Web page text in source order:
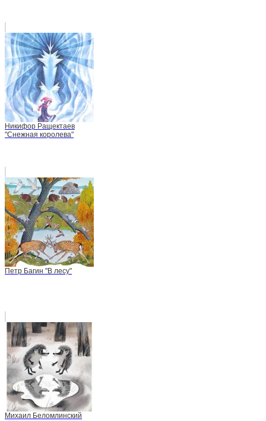
Никифор Ращектаев
"Снежная королева"
Петр Багин "В лесу"
Михаил Беломлинский